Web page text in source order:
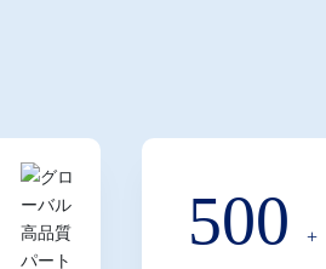
500 +